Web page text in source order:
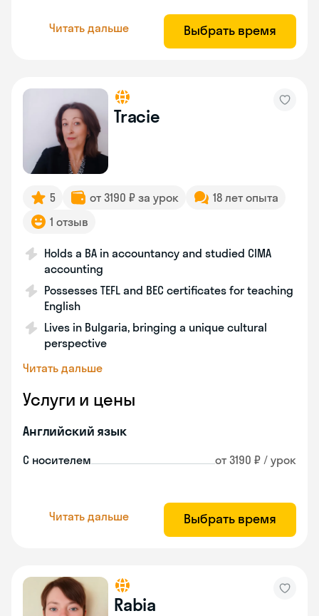
Читать дальше Выбрать время
Tracie
5 от 3190 ₽ за урок
18 лет опыта
1 отзыв
Holds a BA in accountancy and studied CIMA
accounting
Possesses TEFL and BEC certificates for teaching
English
Lives in Bulgaria, bringing a unique cultural
perspective
Читать дальше
Услуги и цены
Английский язык
С носителем от 3190 ₽ / урок
Читать дальше Выбрать время
Rabia